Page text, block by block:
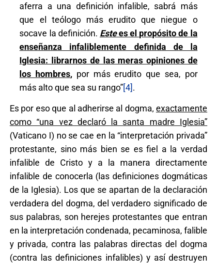
aferra a una definición infalible, sabrá más
que el teólogo más erudito que niegue o
socave la definición. Estees el propósito de la
enseñanza infaliblemente definida de la
Iglesia: librarnos de las meras opiniones de
los hombres, por más erudito que sea, por
más alto que sea su rango”[4].
Es por eso que al adherirse al dogma, exactamente
como “una vez declaró la santa madre Iglesia”
(Vaticano I) no se cae en la “interpretación privada”
protestante, sino más bien se es fiel a la verdad
infalible de Cristo y a la manera directamente
infalible de conocerla (las definiciones dogmáticas
de la Iglesia). Los que se apartan de la declaración
verdadera del dogma, del verdadero significado de
sus palabras, son herejes protestantes que entran
en la interpretación condenada, pecaminosa, falible
y privada, contra las palabras directas del dogma
(contra las definiciones infalibles) y así destruyen